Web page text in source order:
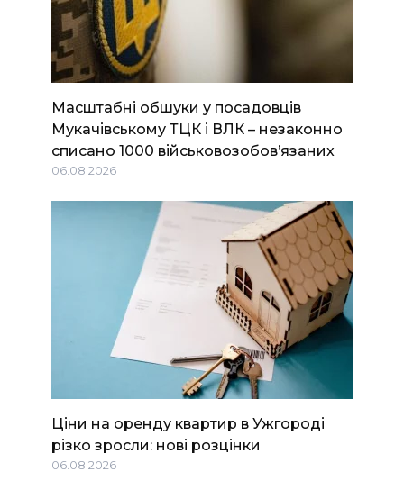
Масштабні обшуки у посадовців
Мукачівському ТЦК і ВЛК – незаконно
списано 1000 військовозобов’язаних
06.08.2026
Ціни на оренду квартир в Ужгороді
різко зросли: нові розцінки
06.08.2026